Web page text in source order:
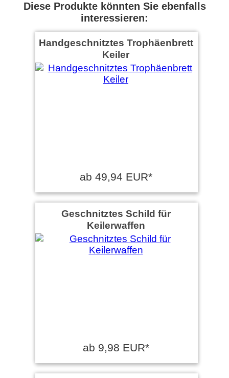
Diese Produkte könnten Sie ebenfalls
interessieren:
Handgeschnitztes Trophäenbrett
Keiler
ab 49,94 EUR*
Geschnitztes Schild für
Keilerwaffen
ab 9,98 EUR*